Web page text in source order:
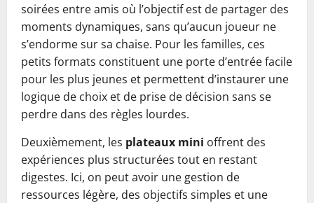
soirées entre amis où l’objectif est de partager des
moments dynamiques, sans qu’aucun joueur ne
s’endorme sur sa chaise. Pour les familles, ces
petits formats constituent une porte d’entrée facile
pour les plus jeunes et permettent d’instaurer une
logique de choix et de prise de décision sans se
perdre dans des règles lourdes.
Deuxièmement, les plateaux mini offrent des
expériences plus structurées tout en restant
digestes. Ici, on peut avoir une gestion de
ressources légère, des objectifs simples et une